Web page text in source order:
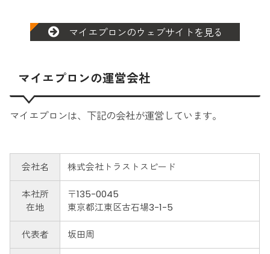
マイエプロンのウェブサイトを見る
マイエプロンの運営会社
マイエプロンは、下記の会社が運営しています。
会社名 株式会社トラストスピード
本社所
在地
〒135-0045
東京都江東区古石場3-1-5
代表者 坂田周